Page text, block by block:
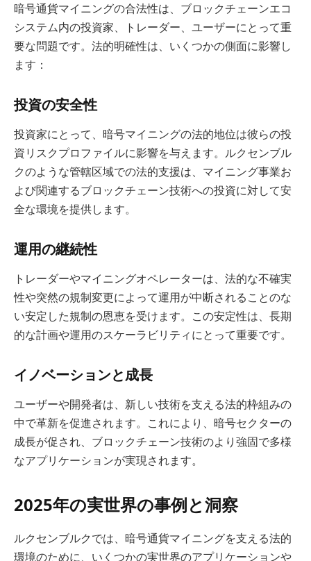
暗号通貨マイニングの合法性は、ブロックチェーンエコ
システム内の投資家、トレーダー、ユーザーにとって重
要な問題です。法的明確性は、いくつかの側面に影響し
ます：
投資の安全性
投資家にとって、暗号マイニングの法的地位は彼らの投
資リスクプロファイルに影響を与えます。ルクセンブル
クのような管轄区域での法的支援は、マイニング事業お
よび関連するブロックチェーン技術への投資に対して安
全な環境を提供します。
運用の継続性
トレーダーやマイニングオペレーターは、法的な不確実
性や突然の規制変更によって運用が中断されることのな
い安定した規制の恩恵を受けます。この安定性は、長期
的な計画や運用のスケーラビリティにとって重要です。
イノベーションと成長
ユーザーや開発者は、新しい技術を支える法的枠組みの
中で革新を促進されます。これにより、暗号セクターの
成長が促され、ブロックチェーン技術のより強固で多様
なアプリケーションが実現されます。
2025年の実世界の事例と洞察
ルクセンブルクでは、暗号通貨マイニングを支える法的
環境のために、いくつかの実世界のアプリケーションや